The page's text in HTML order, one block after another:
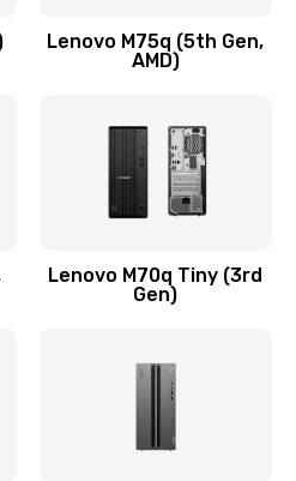
руб.
или влаги
корпуса
Lenovo M75q (5th Gen,
AMD)
Lenovo M70q Tiny (3rd
Gen)